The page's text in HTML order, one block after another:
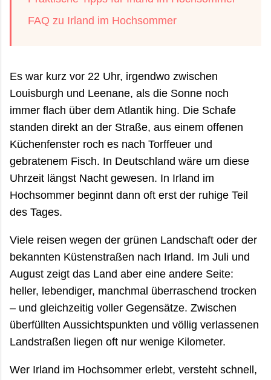
FAQ zu Irland im Hochsommer
Es war kurz vor 22 Uhr, irgendwo zwischen
Louisburgh und Leenane, als die Sonne noch
immer flach über dem Atlantik hing. Die Schafe
standen direkt an der Straße, aus einem offenen
Küchenfenster roch es nach Torffeuer und
gebratenem Fisch. In Deutschland wäre um diese
Uhrzeit längst Nacht gewesen. In Irland im
Hochsommer beginnt dann oft erst der ruhige Teil
des Tages.
Viele reisen wegen der grünen Landschaft oder der
bekannten Küstenstraßen nach Irland. Im Juli und
August zeigt das Land aber eine andere Seite:
heller, lebendiger, manchmal überraschend trocken
– und gleichzeitig voller Gegensätze. Zwischen
überfüllten Aussichtspunkten und völlig verlassenen
Landstraßen liegen oft nur wenige Kilometer.
Wer Irland im Hochsommer erlebt, versteht schnell,